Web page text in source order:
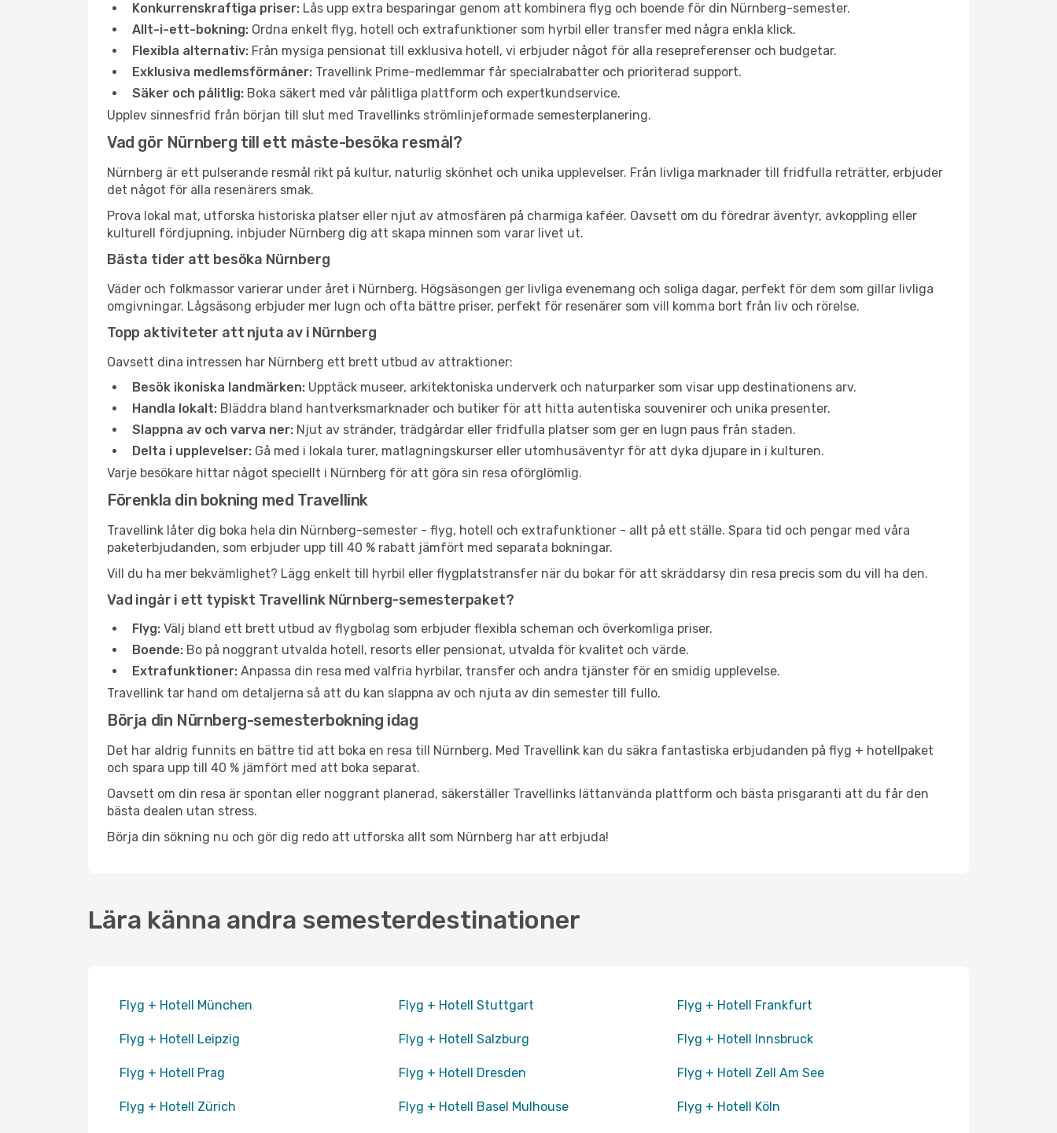
Konkurrenskraftiga priser: Lås upp extra besparingar genom att kombinera flyg och boende för din Nürnberg-semester.
Allt-i-ett-bokning: Ordna enkelt flyg, hotell och extrafunktioner som hyrbil eller transfer med några enkla klick.
Flexibla alternativ: Från mysiga pensionat till exklusiva hotell, vi erbjuder något för alla resepreferenser och budgetar.
Exklusiva medlemsförmåner: Travellink Prime-medlemmar får specialrabatter och prioriterad support.
Säker och pålitlig: Boka säkert med vår pålitliga plattform och expertkundservice.
Upplev sinnesfrid från början till slut med Travellinks strömlinjeformade semesterplanering.
Vad gör Nürnberg till ett måste-besöka resmål?
Nürnberg är ett pulserande resmål rikt på kultur, naturlig skönhet och unika upplevelser. Från livliga marknader till fridfulla reträtter, erbjuder
det något för alla resenärers smak.
Prova lokal mat, utforska historiska platser eller njut av atmosfären på charmiga kaféer. Oavsett om du föredrar äventyr, avkoppling eller
kulturell fördjupning, inbjuder Nürnberg dig att skapa minnen som varar livet ut.
Bästa tider att besöka Nürnberg
Väder och folkmassor varierar under året i Nürnberg. Högsäsongen ger livliga evenemang och soliga dagar, perfekt för dem som gillar livliga
omgivningar. Lågsäsong erbjuder mer lugn och ofta bättre priser, perfekt för resenärer som vill komma bort från liv och rörelse.
Topp aktiviteter att njuta av i Nürnberg
Oavsett dina intressen har Nürnberg ett brett utbud av attraktioner:
Besök ikoniska landmärken: Upptäck museer, arkitektoniska underverk och naturparker som visar upp destinationens arv.
Handla lokalt: Bläddra bland hantverksmarknader och butiker för att hitta autentiska souvenirer och unika presenter.
Slappna av och varva ner: Njut av stränder, trädgårdar eller fridfulla platser som ger en lugn paus från staden.
Delta i upplevelser: Gå med i lokala turer, matlagningskurser eller utomhusäventyr för att dyka djupare in i kulturen.
Varje besökare hittar något speciellt i Nürnberg för att göra sin resa oförglömlig.
Förenkla din bokning med Travellink
Travellink låter dig boka hela din Nürnberg-semester - flyg, hotell och extrafunktioner - allt på ett ställe. Spara tid och pengar med våra
paketerbjudanden, som erbjuder upp till 40 % rabatt jämfört med separata bokningar.
Vill du ha mer bekvämlighet? Lägg enkelt till hyrbil eller flygplatstransfer när du bokar för att skräddarsy din resa precis som du vill ha den.
Vad ingår i ett typiskt Travellink Nürnberg-semesterpaket?
Flyg: Välj bland ett brett utbud av flygbolag som erbjuder flexibla scheman och överkomliga priser.
Boende: Bo på noggrant utvalda hotell, resorts eller pensionat, utvalda för kvalitet och värde.
Extrafunktioner: Anpassa din resa med valfria hyrbilar, transfer och andra tjänster för en smidig upplevelse.
Travellink tar hand om detaljerna så att du kan slappna av och njuta av din semester till fullo.
Börja din Nürnberg-semesterbokning idag
Det har aldrig funnits en bättre tid att boka en resa till Nürnberg. Med Travellink kan du säkra fantastiska erbjudanden på flyg + hotellpaket
och spara upp till 40 % jämfört med att boka separat.
Oavsett om din resa är spontan eller noggrant planerad, säkerställer Travellinks lättanvända plattform och bästa prisgaranti att du får den
bästa dealen utan stress.
Börja din sökning nu och gör dig redo att utforska allt som Nürnberg har att erbjuda!
Lära känna andra semesterdestinationer
Flyg + Hotell München Flyg + Hotell Stuttgart Flyg + Hotell Frankfurt
Flyg + Hotell Leipzig Flyg + Hotell Salzburg Flyg + Hotell Innsbruck
Flyg + Hotell Prag Flyg + Hotell Dresden Flyg + Hotell Zell Am See
Flyg + Hotell Zürich Flyg + Hotell Basel Mulhouse Flyg + Hotell Köln